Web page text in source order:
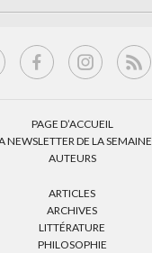
PAGE D’ACCUEIL
NEWSLETTER DE LA SEMAINE
AUTEURS
ARTICLES
ARCHIVES
LITTÉRATURE
PHILOSOPHIE